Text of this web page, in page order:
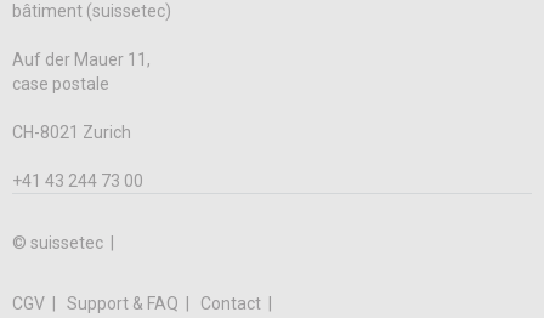
bâtiment (suissetec)
Auf der Mauer 11,
case postale
CH-8021 Zurich
+41 43 244 73 00
© suissetec |
CGV Support & FAQ Contact